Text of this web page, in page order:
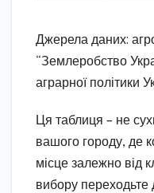
Джерела даних:
“Землеробство
аграрної політики
Ця таблиця – не
вашого городу, де
місце залежно від
вибору переходьте